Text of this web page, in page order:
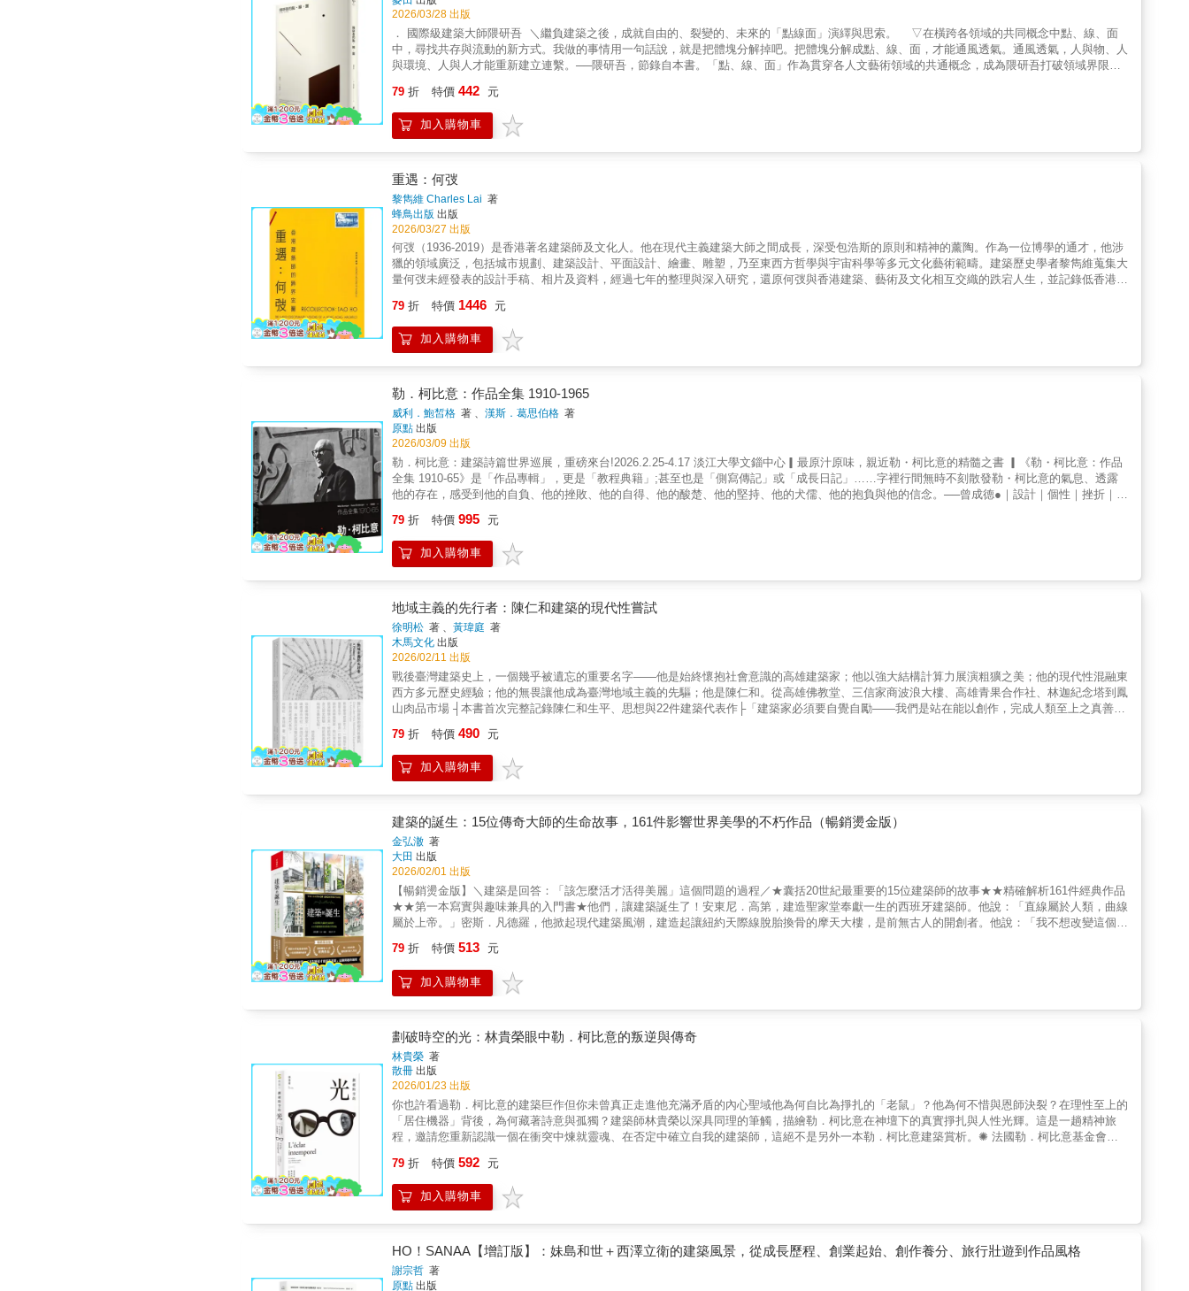
2026/03/28 出版
． 國際級建築大師隈研吾 ＼繼負建築之後，成就自由的、裂變的、未來的「點線面」演繹與思索。 ▽在橫跨各領域的共同概念中點、線、面
中，尋找共存與流動的新方式。我做的事情用一句話說，就是把體塊分解掉吧。把體塊分解成點、線、面，才能通風透氣。通風透氣，人與物、人
與環境、人與人才能重新建立連繫。──隈研吾，節錄自本書。「點、線、面」作為貫穿各人文藝術領域的共通概念，成為隈研吾打破領域界限的
形式的再思索，並提出更隨性、易拆解的建築主張。．齊聲推薦．何承育｜勤美璞真文化藝術基金會執行長李清志｜都市偵探、建築學者徐明松｜
銘傳大學建築系專任助理教授、建築史學者、策展人龔書章｜陽明交通大學建築研究所教授、建築師跳脫建築的沉重結構，隈研吾穿梭於藝術、哲
學、科學等領域，將「點、線、面」淬鍊為共存與流動的新工具，以敏銳而前沿的眼光解讀思索，發起一場輕盈建築的演繹。在康丁斯基的構成、
全書收錄七十二篇散文及匯集影像資料，傳達隈研吾對二十世紀僵硬、沉重建築形式的再思索，並提出更隨性、易拆解的建築主張。以簡潔的敘事
風格呈現，散文般的短篇充滿趣味與啟發，帶來對建築哲學的全新啟示。
79 折 特價 442 元
加入購物車
重遇：何弢
黎雋維 Charles Lai 著
蜂鳥出版 出版
2026/03/27 出版
何弢（1936-2019）是香港著名建築師及文化人。他在現代主義建築大師之間成長，深受包浩斯的原則和精神的薰陶。作為一位博學的通才，他涉
獵的領域廣泛，包括城市規劃、建築設計、平面設計、繪畫、雕塑，乃至東西方哲學與宇宙科學等多元文化藝術範疇。建築歷史學者黎雋維蒐集大
量何弢未經發表的設計手稿、相片及資料，經過七年的整理與深入研究，還原何弢與香港建築、藝術及文化相互交織的跌宕人生，並記錄低香港文
浩斯思想影響，創作橫跨城市規劃、建築、平面設計、繪畫、雕塑乃至哲學與科學。他以「亂中尋序」為核心理念，將香港的混雜性與市井文化轉
化為設計語言。他是香港藝術中心的建築師、特區區徽設計者之一，更是改革開放後首批北上實踐的建築師。何弢的事業從他於1964年自美國回
港，到2002年不幸中風，橫跨共五十年。他眾多的作品—包括設計、思想理論和藝術創作—中的實驗與實踐，至今仍然深刻地影響着香港的城市
Movement, and was heavily influenced by the principles and spirits of the Bauhaus. He was a polymath who engaged in a wide array of cultural
endeavors from urban planning, architectural design, and graphic design, to painting, sculpture, Eastern and Western philosophy and cosmic
science.Through seven years of organisation and in-depth research into a vast collection of previously unpublished design manuscripts,
photographs, and archival materials, architectural historian Charles Lai has reconstructed Tao Ho's multifaceted life and its connection with the
development of Hong Kong's architecture, art, and cultural landscape, and documented a pivotal chapter in Hong Kong's cultural history and
architectural design.A graduate of Harvard University's Graduate School of Design, Tao Ho studied under Modernist masters such as Walter
Gropius and Joseph Sert. His architectural training was profoundly shaped by Bauhaus pedagogy, and his work encompassed urban planning,
architecture, graphic design, painting, sculpture, and even philosophy and science. With "Order in Chaos" as his core philosophy, he aimed to
translate Hong Kong's hybridity and grassroots culture into a unique design language. He designed the Hong Kong Arts Centre and was one of
opening-up.From his return to Hong Kong from the US in 1964 until his unfortunate stroke in 2002, Tao Ho's professional life spanned fifty
years. His extensive body of work—including designs, theoretical ideas, and artistic creations—continues to profoundly influence Hong Kong's
urban landscape and culture today as both experiments and practice. By reorganising and re-examining Tao Ho's precious archived legacy, this
book aims to reconstruct his intellectual lineage and highlight his standing and contributions to Hong Kong and international architectural
history.
79 折 特價 1446 元
加入購物車
勒．柯比意：作品全集 1910-1965
威利．鮑皙格 著 、漢斯．葛思伯格 著
原點 出版
2026/03/09 出版
勒．柯比意：建築詩篇世界巡展，重磅來台!2026.2.25-4.17 淡江大學文錙中心▎最原汁原味，親近勒・柯比意的精髓之書 ▎《勒・柯比意：作品
全集 1910-65》是「作品專輯」，更是「教程典籍」;甚至也是「側寫傳記」或「成長日記」……字裡行間無時不刻散發勒・柯比意的氣息、透露
他的存在，感受到他的自負、他的挫敗、他的自得、他的酸楚、他的堅持、他的犬儒、他的抱負與他的信念。──曾成德●｜設計｜個性｜挫折｜才
我的血肉身軀，直接連通我的生命……」──勒・柯比意●勒・柯比意──身兼編輯&作者●▎應建築系學生要求，傳授建築設計的作品集 ▎繁體中文
最佳典藏版──回歸Birkhäuser原版精神建築學者曾成德＿全新翻譯˙加註˙保留原版彩頁由勒．柯比意與編輯消化後，高度濃縮、系統整理的精華版
閱讀重點：代表性作品│思想轉折點│核心精神｜建築史意義｜藝術創作密斯、葛羅培斯、庫哈斯、艾斯曼、西薩……等，當代建築名家絕對推薦
的教學宣言。我親愛的年輕朋友們，作品全集從來就是我對「柯布教程」請求的允諾。」──勒．柯比意▎勒・柯比意親自編輯，給學生的教學課
程勒・柯比意（Le Corbusier, 1887-1965）無疑的是二十世紀最偉大、最著名、最重要、最具想像力、最具影響力，也是最具爭議性的建築師。他
豐富多樣的建築作品、大膽創新的都市設計及龐雜可觀的理論著作，無一不直接衝擊我們今日的環境景觀與生活方式。從1920年代起迄過世為
止，勒．柯比意親自參與編輯他的作品全集，欽定圖片並剪裁文字，確定創意與理念的記錄與流傳。其間柯比意即屬意出版一本濃縮的作品全集。
本書即為此構想的全球中文版，經過柯比意基金會正式授權的勒．柯比意中文作品集。長達55年的創作生涯，這本由現代建築大師勒．柯比意親
自編輯而成的《作品全集》，除了是「作品專輯」，更是勒・柯比意的「教程典籍」；甚至也是「側寫傳記」或「成長日記」，有「略傳」總述他
的人生歷程，全書字裡行間透露許多他的人生軌跡與個性特質：有年紀輕輕就對現代藝術、工藝與建築創作學習的想像；有對於布爾什維克的期待
與幻滅；有對於社會主義共居一堂的信念；有寫給業主推銷設計提案的信件；有讚揚業主有眼光讓他蓋房子的字句；有自嘲內向封閉仿若「內有惡
犬」的方案手法；有抱怨被外洩、被竊占的創意；有淡化在二戰期間企圖經由維琪政權取得影響力的意圖，代之以側重技術層次與參與公共事務的
竊他方案配置的歷史公案；有為在葛蕾（Eileen Gray）房子裡塗鴉作畫的推諉託辭；有提到兩個日本弟子協助搞定遠在亞洲的案子；有說到自己
和堂弟去吃飯的突然開竅；甚至有給媽媽慶生的速寫賀卡，絲毫不遮掩他與媽媽的好感情。《作品全集》無時不刻散發他的氣息、透露他的存在。
字裡行間可以感受到他的自負、他的挫敗、他的自得、他的酸楚、他的堅持、他的犬儒、他的抱負與他的信念。這本單冊作品全集以整體總覽的架
構方式，勾勒出勒．柯比意龐然廣衍的作品體系。相對於另一套八卷的系列作品集，本書在內容編排上，經勒．柯比意和編輯消化後，為系統整理
的精華版，作品依據主題分類，分為：●私人住宅建築●大型公共建築●博物館、宗教建築●黃金模矩、繪畫、雕塑、織錦掛毯●都市規劃▎完整呈
現勒・柯比意的設計演進＆創作歷程本書橫跨 1910 年至 1965 年，涵蓋勒・柯比意一生中最關鍵的建築、都市計畫與設計階段。從早期受古典比
例與工業理性影響的作品，到成熟期的現代主義建築，再到晚期更具雕塑性與精神性的設計，都能在書中清楚看到他的設計演進與思想演變。對讀
者而言，這不只是作品集，是認識他最原汁原味的讀本，更是看清勒・柯比意「思想與形式如何逐步轉變」的清楚脈絡。這本書透過實際案例與圖
像，讓這些抽象理論具體化，是理解 20 世紀建築發展不可或缺的參考書。本書經常被建築系學生、學者與專業建築師所引用，不只適合學術研
究，更是最佳建築設計參考、空間與比例分析、建築概念發展的靈感來源，長期被視為經典入門與進階並重的作品集，在建築教育與專業領域中有
永恆的影響力。▎現代建築大師，齊聲推薦世人皆知勒．柯比意是個偉大的建築師、偉大的藝術家、真正的創作者……對我而言，最為深切的貢獻
乃是在建築與都市規劃領域裡，他是一個完完全全的解放者。」──密斯│建築師1965「要想完全捕捉〔勒．柯比意〕作品的含意，極度不易……
他的建築龐然，詩意與創意沛然充塞於作品與生命。他是一個全人，賦予事物新的意義、新的價值，全面而深刻地豐富了世世代代的未來。」──
葛羅培斯│建築師1965「當我自學校畢業後，摸索著〔建築的〕疆土，漫遊到一個小村落，一個非常不熟悉的小村落，一切對我顯得無與倫比的陌
生。但是透過它，並且藉由它，我突然明瞭建築是什麼……勒．柯比意為我提出問題，透過他問題的力道，為我揭示了真正的本質……每個人在他
然象徵……它的意義深遠、影響深遠；面對四百年西方人本主義建築傳統，它是一個真真正正、徹徹底底的決裂。」──艾思曼│建築師1979「啃
噬著勒．柯比意的野心，便在於對照著機器文明的需求與成就，創造並建造新城市……」──庫哈斯│建築師1978「若說立體派與純粹主義藉由形
式再現與比喻聯想的處理，象徵性地為繪畫注入一種精準度，勒．柯比意則成功運用比喻與隱喻的手法，將他所身處時代的器物象徵轉譯為建築中
的組構元素。」──葛瑞夫│建築師1981「藉著結合一般人信念中絕不相干的主題，勒．柯比意總能策動一種感動，既伸張又壓縮，既開闊又稠
密，既動感又靜態。因此他總能在在營造出強烈的視覺刺激，而且參訪者往往常在事後才意識到自己曾經臣服於〔勒．柯比意所創造的〕一種非常
經驗。」──羅│教育家、史學家、評論家1961「勒．柯比意的〔薩伏瓦〕住宅之所以讓人折服，在於他對所有制式觀點的拒絕。正如同他其餘的
寫作或設計作品，它們呈現著一種迷惘、一種率真；一種不被自己的分析、推理或觀念束縛的挪移、形變與行動；一種些許的不安；在自大的表層
下，卻絕不自滿的心態。」──西薩│建築師1991「〔勒．柯比意的嘉緒住宅是〕一個二十世紀的烏托邦，它帶來了解放，也給予了允諾；一個
〔現代主義的〕紀念碑；與其說它象徵一個已然逝去的年代，毋寧說它見證了一種從未降臨的生活可能：一個世世代代的標竿，永遠激起建築師的
比意作品的複雜豐沛，若僅由結構觀點只能掌握片段;儘管如此，卻不折損對其驚喜與驚訝，甚至更令人驚嘆:『那東西居然還站著！』」──卡拉特
拉瓦│工程師、建築師1991「勒．柯比意著名的杜明諾系統不僅針對構築工法進行抽象解析，也為理性建築宣示新的自由，並為組構手法提供理論
基礎，更為抽象形式建立架構元素。薩伏瓦住宅則在實證理論基礎的同時，進一步展示新形式的特質……他從不懷疑，藉著理論的實踐與形式的操
作，建築可以提升至藝術的地位。」──麥斯威爾│建築師、教育家、評論家1992「也許由專業進行社會改革的看法有誤，也許將建築視為道德重
整的手段窒礙難行，但我們無可否認勒．柯比意建築裡細膩的塑性及極具感召的隱喻意義，它們散發極度的真實感與創造力。毫無疑問地，他是一
個偉大的建築師，有著廣闊的遠見、一意的專注與恆久的堅持……在時代洪流與社會神話裡，因緣際會的疊合了他作為藝術家的膽識與身為一個人
79 折 特價 995 元
加入購物車
地域主義的先行者：陳仁和建築的現代性嘗試
徐明松 著 、黃瑋庭 著
木馬文化 出版
2026/02/11 出版
戰後臺灣建築史上，一個幾乎被遺忘的重要名字——他是始終懷抱社會意識的高雄建築家；他以強大結構計算力展演粗獷之美；他的現代性混融東
西方多元歷史經驗；他的無畏讓他成為臺灣地域主義的先驅；他是陳仁和。從高雄佛教堂、三信家商波浪大樓、高雄青果合作社、林迦紀念塔到鳳
山肉品市場 ┤本書首次完整記錄陳仁和生平、思想與22件建築代表作├「建築家必須要自覺自勵——我們是站在能以創作，完成人類至上之真善美
陳仁和即展現強烈的數學與藝術天分，經歷父親陳量經營位於屏東車站前的大和旅社興建時期而大受啟蒙。1942年赴日就讀早稻田大學專門部建
築科，接受「耐震構造之父」內藤多仲的結構工學訓練，又受日本現代建築表現主義與歐洲前衛思潮的影響，這兩股力量的衝撞與養成，再加上臺
灣這「化外之地」的獨特華人文化，奠定了他日後以強大的結構計算能力、展現自由表現性的粗獷風格。二次世界大戰結束返臺後，陳仁和先任教
場（1974-1976／1983-1985）等重要作品，並於1967年榮獲第一屆金鼎獎十大建築師，與林慶豐、王大閎、陳其寬、修澤蘭、沈祖海、楊卓成等
人齊名。然而，相較於活躍於臺北的建築師群，長年深耕高雄的陳仁和卻鮮少被書寫。這不僅與臺灣重北輕南的文化結構有關，更基於戰後外省菁
英長期掌握媒體資源與話語權，在這雙重遮蔽下，他的重要作品逐漸荒廢或消失，名字在建築圈幾乎無人知曉。直到2000年代後期，學界開始重
新檢視這位戰後第一代本土建築師，透過持續的田野勘查與研究，逐步展露他在建築史上的位置。本書首度完整梳理陳仁和的生平和建築實踐，收
錄1954至1976年共22件作品，包括早期代表作品如高雄佛教堂，由三塔構成入口，外觀融合日式、西式與印度風格，內部以鋼筋混凝土結構堆疊
出如印度佛教石窟的大殿空間，混搭成現代化的佛教堂；還有著名的三信家商波浪大樓，線條錯落律動的清水建模外牆、漸進式調整樓地板高低成
階梯教室，頂樓設日式兩坡水曲頂，屋脊兩端有象鼻雕塑，精密力學構成會跳舞的房子；以及最為經典的鳳山肉品市場，大膽採用「圓形市場」的
概念，放射狀車道容納二十九輛卡車直接卸貨，解決豬隻拍賣作業的混亂，一舉拿下兩座建築金鼎獎。陳仁和的作品，既是結構工學的精采演繹，
也是對南方土地的深刻回應。他能在宗教、文教、住宅等公共與私人建築中，混融日本、華人、西方乃至東南亞文化，形成一種自由、大膽而具地
方。本書特色首度系統性梳理，完整回顧陳仁和的生平、養成背景與創作脈絡，回到戰後南方現場，補足長期「重北輕南」的臺灣建築史缺口。臺
灣地域主義典範，藉融匯日本、華人、西方乃至東南亞文化，陳仁和創造出自由且大膽的建築語言，預示臺灣建築文化成熟且多元的走向，成為未
來發展的重要參考指標。收錄上百張精美歷史照片、建築影像與田野紀錄，深入解析22件經典作品，得以切身感受這位「臺灣地域主義先驅」的
79 折 特價 490 元
加入購物車
建築的誕生：15位傳奇大師的生命故事，161件影響世界美學的不朽作品（暢銷燙金版）
金弘澈 著
大田 出版
2026/02/01 出版
【暢銷燙金版】＼建築是回答：「該怎麼活才活得美麗」這個問題的過程／★囊括20世紀最重要的15位建築師的故事★★精確解析161件經典作品
★★第一本寫實與趣味兼具的入門書★他們，讓建築誕生了！安東尼．高第，建造聖家堂奉獻一生的西班牙建築師。他說：「直線屬於人類，曲線
屬於上帝。」密斯．凡德羅，他掀起現代建築風潮，建造起讓紐約天際線脫胎換骨的摩天大樓，是前無古人的開創者。他說：「我不想改變這個世
柯比意，他徹底顛覆建築標準，是建築師中的建築師。貝聿銘，是現代主義建築的最後一位大師，他強調：「建築是人生的鏡子，是社會的縮
影。」安藤忠雄，對清水混擬土的熱愛讓他被稱為柯比意第二，他信奉：「你帶給一個人無，他必將思考從無知中能夠成就什麼。」還有華特．葛
羅培斯、阿瓦．奧圖、路易斯．康、金壽根、法蘭克．蓋瑞、阿道．羅西、倫佐．皮亞諾、雷姆．庫哈斯、札哈．哈蒂。他們曾經立志作一名建築
艷創意的啟發，15位20世紀最重要的建築師帶領你走進一場翻天覆地的人文之旅，誕生屬於你自己的建築知識史與生活思考。本書特色1.完整收錄
20世紀15位傳奇建築大師的生命故事，包含安東尼．高第、密斯．凡德羅、勒．柯比意、貝聿銘、安藤忠雄。2.輕知識，輕鬆讀：以漫畫說故事，
161件影響世界美學的不朽作品誕生故事一次瞭解。3.以水彩風格的精緻插圖呈現建築之美，閱讀更添增想像。4.圖解建築工法：平面圖、立面
圖、剖面圖，一看就懂設計細節。5.學習有脈絡：15張大事記年表為你統整建築大師生平。6.建築大師名言語錄經典收藏。
79 折 特價 513 元
加入購物車
劃破時空的光：林貴榮眼中勒．柯比意的叛逆與傳奇
林貴榮 著
散冊 出版
2026/01/23 出版
你也許看過勒．柯比意的建築巨作但你未曾真正走進他充滿矛盾的內心聖域他為何自比為掙扎的「老鼠」？他為何不惜與恩師決裂？在理性至上的
「居住機器」背後，為何藏著詩意與孤獨？建築師林貴榮以深具同理的筆觸，描繪勒．柯比意在神壇下的真實掙扎與人性光輝。這是一趟精神旅
程，邀請您重新認識一個在衝突中煉就靈魂、在否定中確立自我的建築師，這絕不是另外一本勒．柯比意建築賞析。✺ 法國勒．柯比意基金會特
仁喜 建築師鄭治桂 藝術評論家 謝佩霓 藝評家、策展人✦專業推薦曾光宗、廖偉立、胡琮淨、徐明松▍ 你，準備好顛覆您對勒．柯比意的所
有認知了嗎？對建築有一定程度認識的人，大多聽過勒．柯比意。他是現代建築之父，他所提倡的機能主義及「現代建築五要點」隨著作品傳揚於
世，徹底改變了二十世紀的建築設計觀；他在幾個大型都市計畫中提出的高層建築、立體交叉、開放空間與交通系統，更是大刀闊斧地改革了現代
所堅持信仰的那條現代建築之路，是他更值得為世人所認識的一面。林貴榮更深入勒．柯比意的矛盾核心：他的建築有著蘊藏冷峻的理性，卻有詩
意的溫暖；他雖被學院排斥，最終卻以毫不妥協的姿態，成為現代主義的全球旗手。林貴榮的論述既具學術深度，又充滿敘事張力，引領讀者穿透
建築形式，直抵他複雜而悲劇性的心靈核心。然而，在那套近乎「機械式」的建築語言背後，柯比意的情感卻遠比他筆下的線條更迷離、更熾烈。
79 折 特價 592 元
加入購物車
HO！SANAA【增訂版】：妹島和世＋西澤立衛的建築風景，從成長歷程、創業起始、創作養分、旅行壯遊到作品風格
謝宗哲 著
原點 出版